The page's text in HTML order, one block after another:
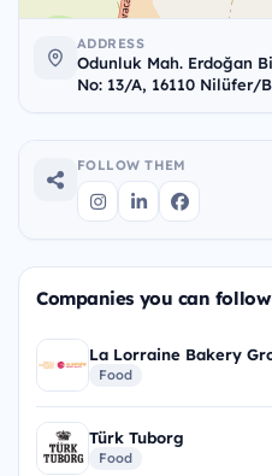
ADDRESS
Odunluk Mah. Erdoğan
No: 13/A, 16110 Nilüfer/
FOLLOW THEM
Companies you can follow
La Lorraine Bakery
Food
Türk Tuborg
Food